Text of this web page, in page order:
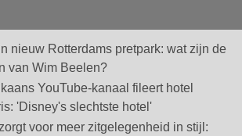
nieuw Rotterdams pretpark: wat zijn de
van Wim Beelen?
YouTube-kanaal fileert hotel
'Disney's slechtste hotel'
voor meer zitgelegenheid in stijl: